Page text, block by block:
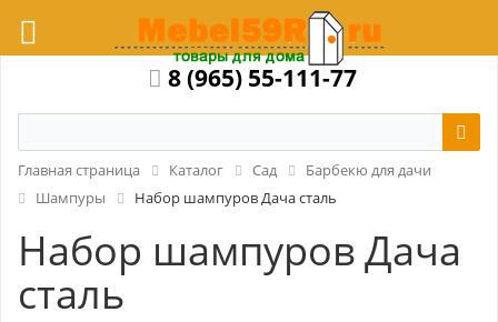
8 (965) 55-111-77
Главная страница Каталог Сад
Барбекю для дачи
Шампуры
Набор шампуров Дача сталь
Набор шампуров Дача
сталь